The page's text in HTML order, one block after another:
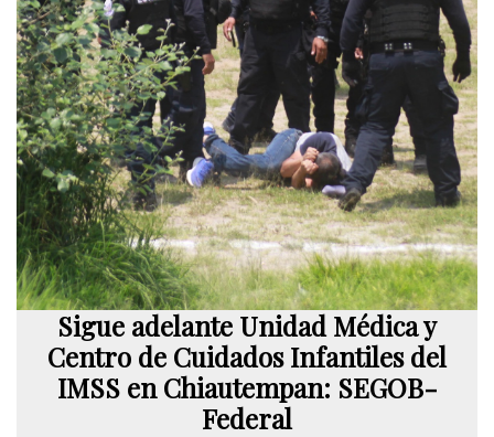
Sigue adelante Unidad Médica y
Centro de Cuidados Infantiles del
IMSS en Chiautempan: SEGOB-
Federal